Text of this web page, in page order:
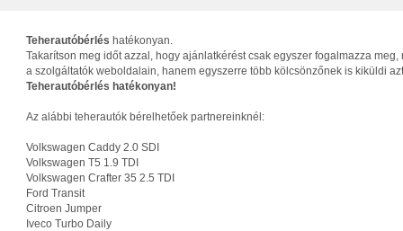
Teherautóbérlés hatékonyan.
Takarítson meg időt azzal, hogy ajánlatkérést csak egyszer fogalmazza
a szolgáltatók weboldalain, hanem egyszerre több kölcsönzőnek is kiküldi
Teherautóbérlés hatékonyan!
Az alábbi teherautók bérelhetőek partnereinknél:
Volkswagen Caddy 2.0 SDI
Volkswagen T5 1.9 TDI
Volkswagen Crafter 35 2.5 TDI
Ford Transit
Citroen Jumper
Iveco Turbo Daily